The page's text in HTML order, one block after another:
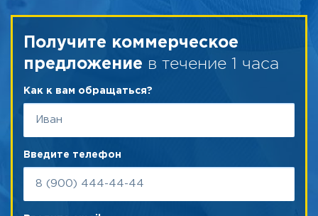
Получите коммерческое
предложение в течение 1 часа
Как к вам обращаться?
Введите телефон